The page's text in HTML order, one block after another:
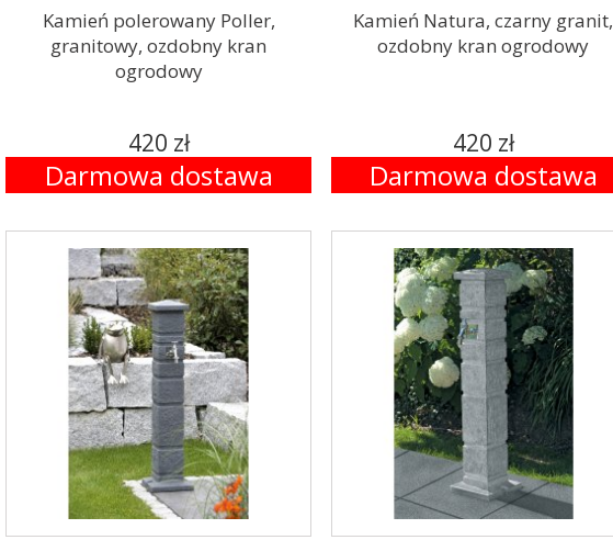
Kamień polerowany Poller,
granitowy, ozdobny kran
ogrodowy
420 zł
Darmowa dostawa
Kamień Natura, czarny granit,
ozdobny kran ogrodowy
420 zł
Darmowa dostawa